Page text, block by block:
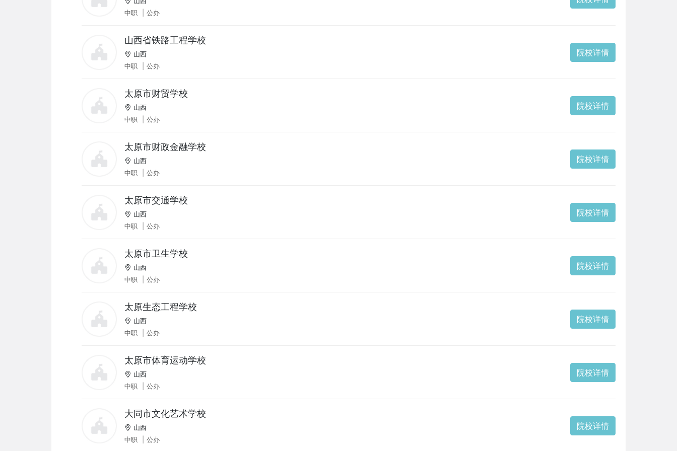
中职
公办
山西省铁路工程学校
山西
中职
公办
院校详情
太原市财贸学校
山西
中职
公办
院校详情
太原市财政金融学校
山西
中职
公办
院校详情
太原市交通学校
山西
中职
公办
院校详情
太原市卫生学校
山西
中职
公办
院校详情
太原生态工程学校
山西
中职
公办
院校详情
太原市体育运动学校
山西
中职
公办
院校详情
大同市文化艺术学校
山西
中职
公办
院校详情